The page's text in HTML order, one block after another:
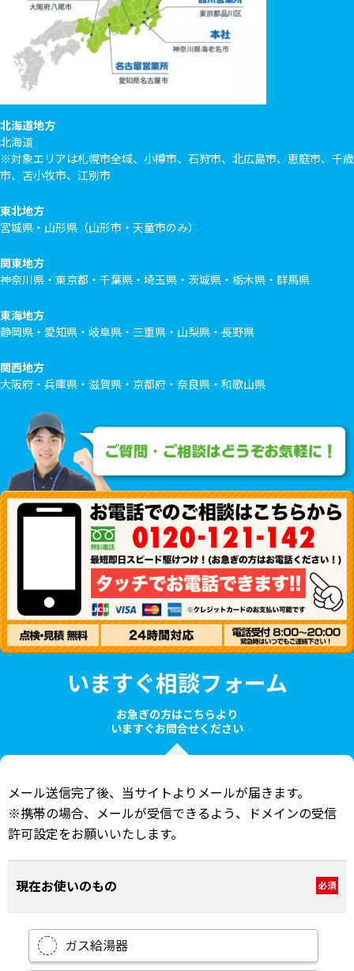
北海道地方
北海道
※対象エリアは札幌市全域、小樽市、石狩市、北広島市、恵庭市、千歳
市、苫小牧市、江別市
東北地方
宮城県・山形県（山形市・天童市のみ）
関東地方
神奈川県・東京都・千葉県・埼玉県・茨城県・栃木県・群馬県
東海地方
静岡県・愛知県・岐阜県・三重県・山梨県・長野県
関西地方
大阪府・兵庫県・滋賀県・京都府・奈良県・和歌山県
いますぐ相談フォーム
お急ぎの方はこちらより
いますぐお問合せください
メール送信完了後、当サイトよりメールが届きます。
※携帯の場合、メールが受信できるよう、ドメインの受信
許可設定をお願いいたします。
現在お使いのもの 必須
ガス給湯器